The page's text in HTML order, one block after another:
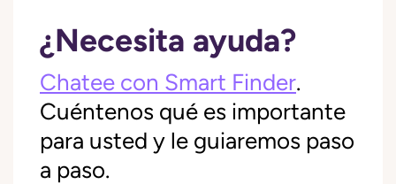
¿Necesita ayuda?
Chatee con Smart Finder.
Cuéntenos qué es importante
para usted y le guiaremos paso
a paso.